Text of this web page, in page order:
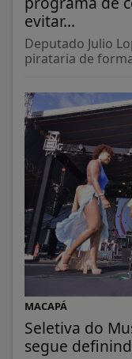
evitar...
Deputado Julio
pirataria de
MACAPÁ
Seletiva do
segue